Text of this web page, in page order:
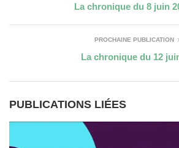
La chronique du 8 juin
PROCHAINE PUBLICATION
La chronique du 12
PUBLICATIONS LIÉES